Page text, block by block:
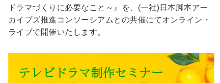
ドラマづくりに必要なこと～』を、(一社)日本脚本アー
カイブズ推進コンソーシアムとの共催にてオンライン・
ライブで開催いたします。